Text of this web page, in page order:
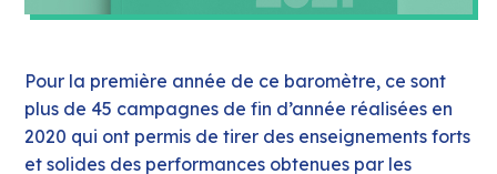
Pour la première année de ce baromètre, ce sont
plus de 45 campagnes de fin d’année réalisées en
2020 qui ont permis de tirer des enseignements forts
et solides des performances obtenues par les